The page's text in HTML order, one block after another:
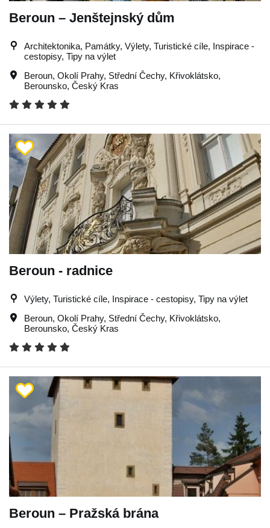
Beroun – Jenštejnský dům
Architektonika, Památky, Výlety, Turistické cíle, Inspirace -
cestopisy, Tipy na výlet
Beroun, Okolí Prahy, Střední Čechy, Křivoklátsko,
Berounsko, Český Kras
Beroun - radnice
Výlety, Turistické cíle, Inspirace - cestopisy, Tipy na výlet
Beroun, Okolí Prahy, Střední Čechy, Křivoklátsko,
Berounsko, Český Kras
Beroun – Pražská brána